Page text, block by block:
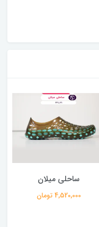
ساحلی میلان
4,520,000 تومان